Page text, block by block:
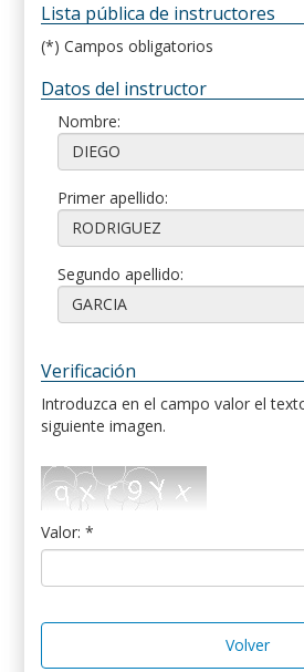
Lista pública de instructores
(*) Campos obligatorios
Datos del instructor
Nombre:
Primer apellido:
Segundo apellido:
Verificación
Introduzca en el campo valor el
siguiente imagen.
Valor: *
Volver